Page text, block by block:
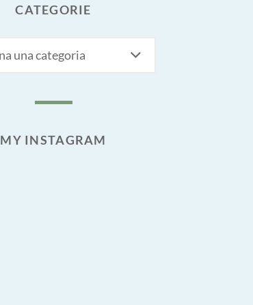
CATEGORIE
MY INSTAGRAM